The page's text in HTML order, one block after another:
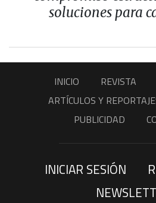
soluciones para
INICIO REVISTA
ARTÍCULOS Y
PUBLICIDAD
INICIAR SESIÓN